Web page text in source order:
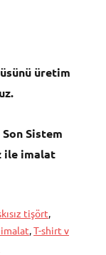
üretim
Sistem
ile imalat
tişört
T-shirt v